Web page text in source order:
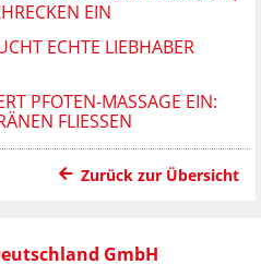
EIN
ECHTE LIEBHABER
PFOTEN-MASSAGE EIN:
FLIESSEN
Zurück zur Übersicht
GmbH